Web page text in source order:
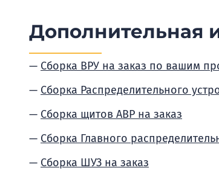
Дополнительная
Сборка ВРУ на заказ по вашим
Сборка Распределительного
Сборка щитов АВР на заказ
Сборка Главного
Сборка ШУЗ на заказ